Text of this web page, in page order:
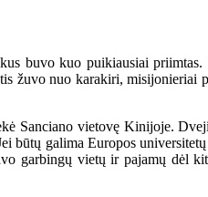
kuo puikiausiai priimtas.
žuvo nuo karakiri,
vietovę Kinijoje.
galima Europos
garbingų vietų ir pajamų dėl